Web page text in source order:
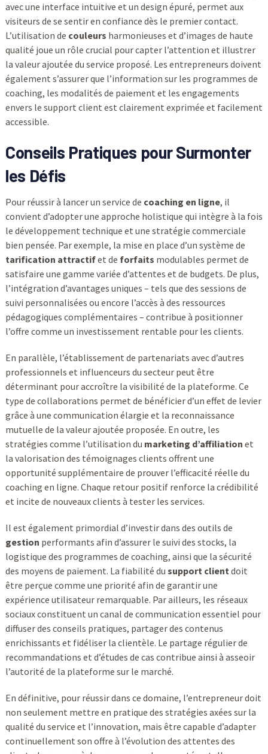
avec une interface intuitive et un design épuré, permet aux
visiteurs de se sentir en confiance dès le premier contact.
L’utilisation de couleurs harmonieuses et d’images de haute
qualité joue un rôle crucial pour capter l’attention et illustrer
la valeur ajoutée du service proposé. Les entrepreneurs doivent
également s’assurer que l’information sur les programmes de
coaching, les modalités de paiement et les engagements
envers le support client est clairement exprimée et facilement
accessible.
Conseils Pratiques pour Surmonter
les Défis
Pour réussir à lancer un service de coaching en ligne, il
convient d’adopter une approche holistique qui intègre à la fois
le développement technique et une stratégie commerciale
bien pensée. Par exemple, la mise en place d’un système de
tarification attractifet de forfaits modulables permet de
satisfaire une gamme variée d’attentes et de budgets. De plus,
l’intégration d’avantages uniques – tels que des sessions de
suivi personnalisées ou encore l’accès à des ressources
pédagogiques complémentaires – contribue à positionner
l’offre comme un investissement rentable pour les clients.
En parallèle, l’établissement de partenariats avec d’autres
professionnels et influenceurs du secteur peut être
déterminant pour accroître la visibilité de la plateforme. Ce
type de collaborations permet de bénéficier d’un effet de levier
grâce à une communication élargie et la reconnaissance
mutuelle de la valeur ajoutée proposée. En outre, les
stratégies comme l’utilisation du marketing d’affiliation et
la valorisation des témoignages clients offrent une
opportunité supplémentaire de prouver l’efficacité réelle du
coaching en ligne. Chaque retour positif renforce la crédibilité
et incite de nouveaux clients à tester les services.
Il est également primordial d’investir dans des outils de
gestion performants afin d’assurer le suivi des stocks, la
logistique des programmes de coaching, ainsi que la sécurité
des moyens de paiement. La fiabilité du support clientdoit
être perçue comme une priorité afin de garantir une
expérience utilisateur remarquable. Par ailleurs, les réseaux
sociaux constituent un canal de communication essentiel pour
diffuser des conseils pratiques, partager des contenus
enrichissants et fidéliser la clientèle. Le partage régulier de
recommandations et d’études de cas contribue ainsi à asseoir
l’autorité de la plateforme sur le marché.
En définitive, pour réussir dans ce domaine, l’entrepreneur doit
non seulement mettre en pratique des stratégies axées sur la
qualité du service et l’innovation, mais être capable d’adapter
continuellement son offre à l’évolution des attentes des